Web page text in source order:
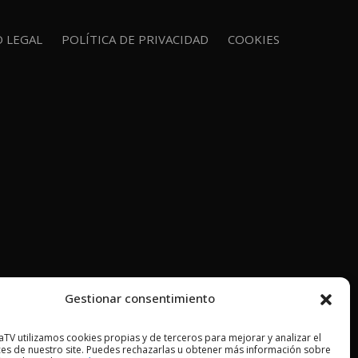
Gestionar consentimiento
utilizamos cookies propias y de terceros para mejorar y analizar el
de nuestro site. Puedes rechazarlas u obtener más información sobre
LEGAL POLÍTICA DE PRIVACIDAD COOKIES